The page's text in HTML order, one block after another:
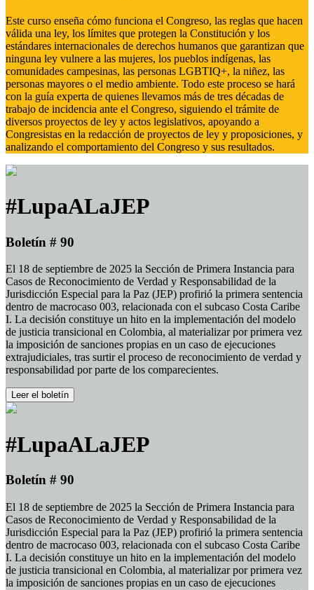
Este curso enseña cómo funciona el Congreso, las reglas que hacen
válida una ley, los límites que protegen la Constitución y los
estándares internacionales de derechos humanos que garantizan que
ninguna ley vulnere a las mujeres, los pueblos indígenas, las
comunidades campesinas, las personas LGBTIQ+, la niñez, las
personas mayores o el medio ambiente. Todo este proceso se hará
con la guía experta de quienes llevamos más de tres décadas de
trabajo de incidencia ante el Congreso, siguiendo el trámite de
diversos proyectos de ley y actos legislativos, apoyando a
Congresistas en la redacción de proyectos de ley y proposiciones, y
analizando el comportamiento del Congreso y sus resultados.
#LupaALaJEP
Boletín # 90
El 18 de septiembre de 2025 la Sección de Primera Instancia para
Casos de Reconocimiento de Verdad y Responsabilidad de la
Jurisdicción Especial para la Paz (JEP) profirió la primera sentencia
dentro de macrocaso 003, relacionada con el subcaso Costa Caribe
I. La decisión constituye un hito en la implementación del modelo
de justicia transicional en Colombia, al materializar por primera vez
la imposición de sanciones propias en un caso de ejecuciones
extrajudiciales, tras surtir el proceso de reconocimiento de verdad y
responsabilidad por parte de los comparecientes.
Leer el boletín
#LupaALaJEP
Boletín # 90
El 18 de septiembre de 2025 la Sección de Primera Instancia para
Casos de Reconocimiento de Verdad y Responsabilidad de la
Jurisdicción Especial para la Paz (JEP) profirió la primera sentencia
dentro de macrocaso 003, relacionada con el subcaso Costa Caribe
I. La decisión constituye un hito en la implementación del modelo
de justicia transicional en Colombia, al materializar por primera vez
la imposición de sanciones propias en un caso de ejecuciones